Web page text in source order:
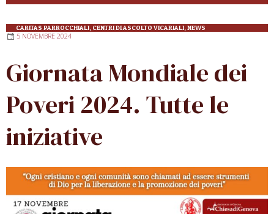
CARITAS PARROCCHIALI, CENTRI DI ASCOLTO VICARIALI,NEWS
5 NOVEMBRE 2024
Giornata Mondiale dei
Poveri 2024. Tutte le
iniziative